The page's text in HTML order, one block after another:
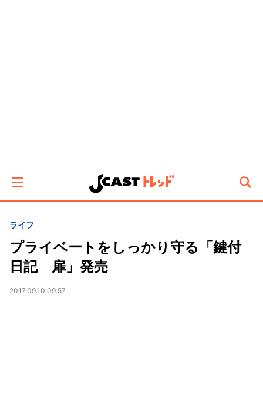
ライフ
プライベートをしっかり守る「鍵付
日記 扉」発売
2017.09.10 09:57